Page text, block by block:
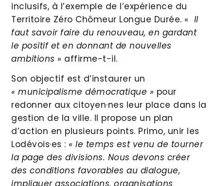
inclusifs, à l’exemple de l’expérience du
Territoire Zéro Chômeur Longue Durée. « Il
faut savoir faire du renouveau, en gardant
le positif et en donnant de nouvelles
ambitions » affirme-t-il.
Son objectif est d’instaurer un
« municipalisme démocratique » pour
redonner aux citoyen·nes leur place dans la
gestion de la ville. Il propose un plan
d’action en plusieurs points. Primo, unir les
Lodévois·es : « le temps est venu de tourner
la page des divisions. Nous devons créer
des conditions favorables au dialogue,